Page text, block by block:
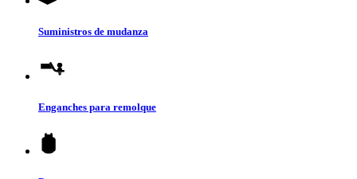
Suministros de mudanza
Enganches para remolque